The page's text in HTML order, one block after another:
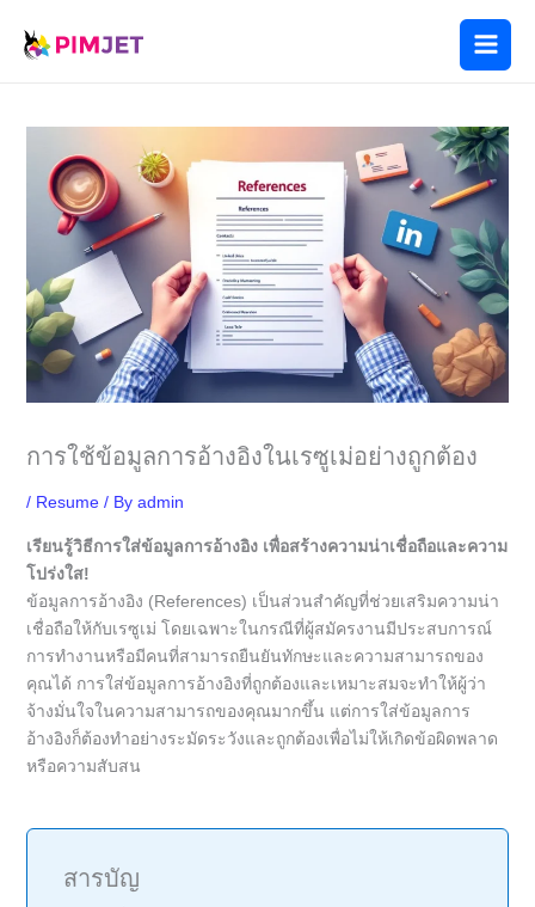
การใช้ข้อมูลการอ้างอิงในเรซูเม่อย่างถูกต้อง
/ Resume/ By admin
เรียนรู้วิธีการใส่ข้อมูลการอ้างอิง เพื่อสร้างความน่าเชื่อถือและความ
โปร่งใส!
ข้อมูลการอ้างอิง (References) เป็นส่วนสำคัญที่ช่วยเสริมความน่า
เชื่อถือให้กับเรซูเม่ โดยเฉพาะในกรณีที่ผู้สมัครงานมีประสบการณ์
การทำงานหรือมีคนที่สามารถยืนยันทักษะและความสามารถของ
คุณได้ การใส่ข้อมูลการอ้างอิงที่ถูกต้องและเหมาะสมจะทำให้ผู้ว่า
จ้างมั่นใจในความสามารถของคุณมากขึ้น แต่การใส่ข้อมูลการ
อ้างอิงก็ต้องทำอย่างระมัดระวังและถูกต้องเพื่อไม่ให้เกิดข้อผิดพลาด
หรือความสับสน
สารบัญ